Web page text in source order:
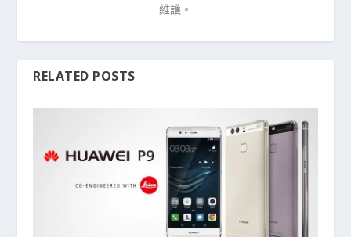
維護。
RELATED POSTS